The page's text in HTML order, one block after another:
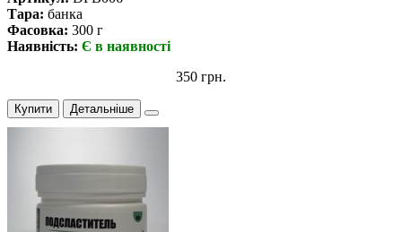
Тара: банка
Фасовка: 300 г
Наявність: Є в наявності
350 грн.
Купити Детальніше